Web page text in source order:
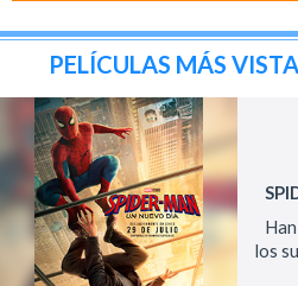
PELÍCULAS MÁS
los